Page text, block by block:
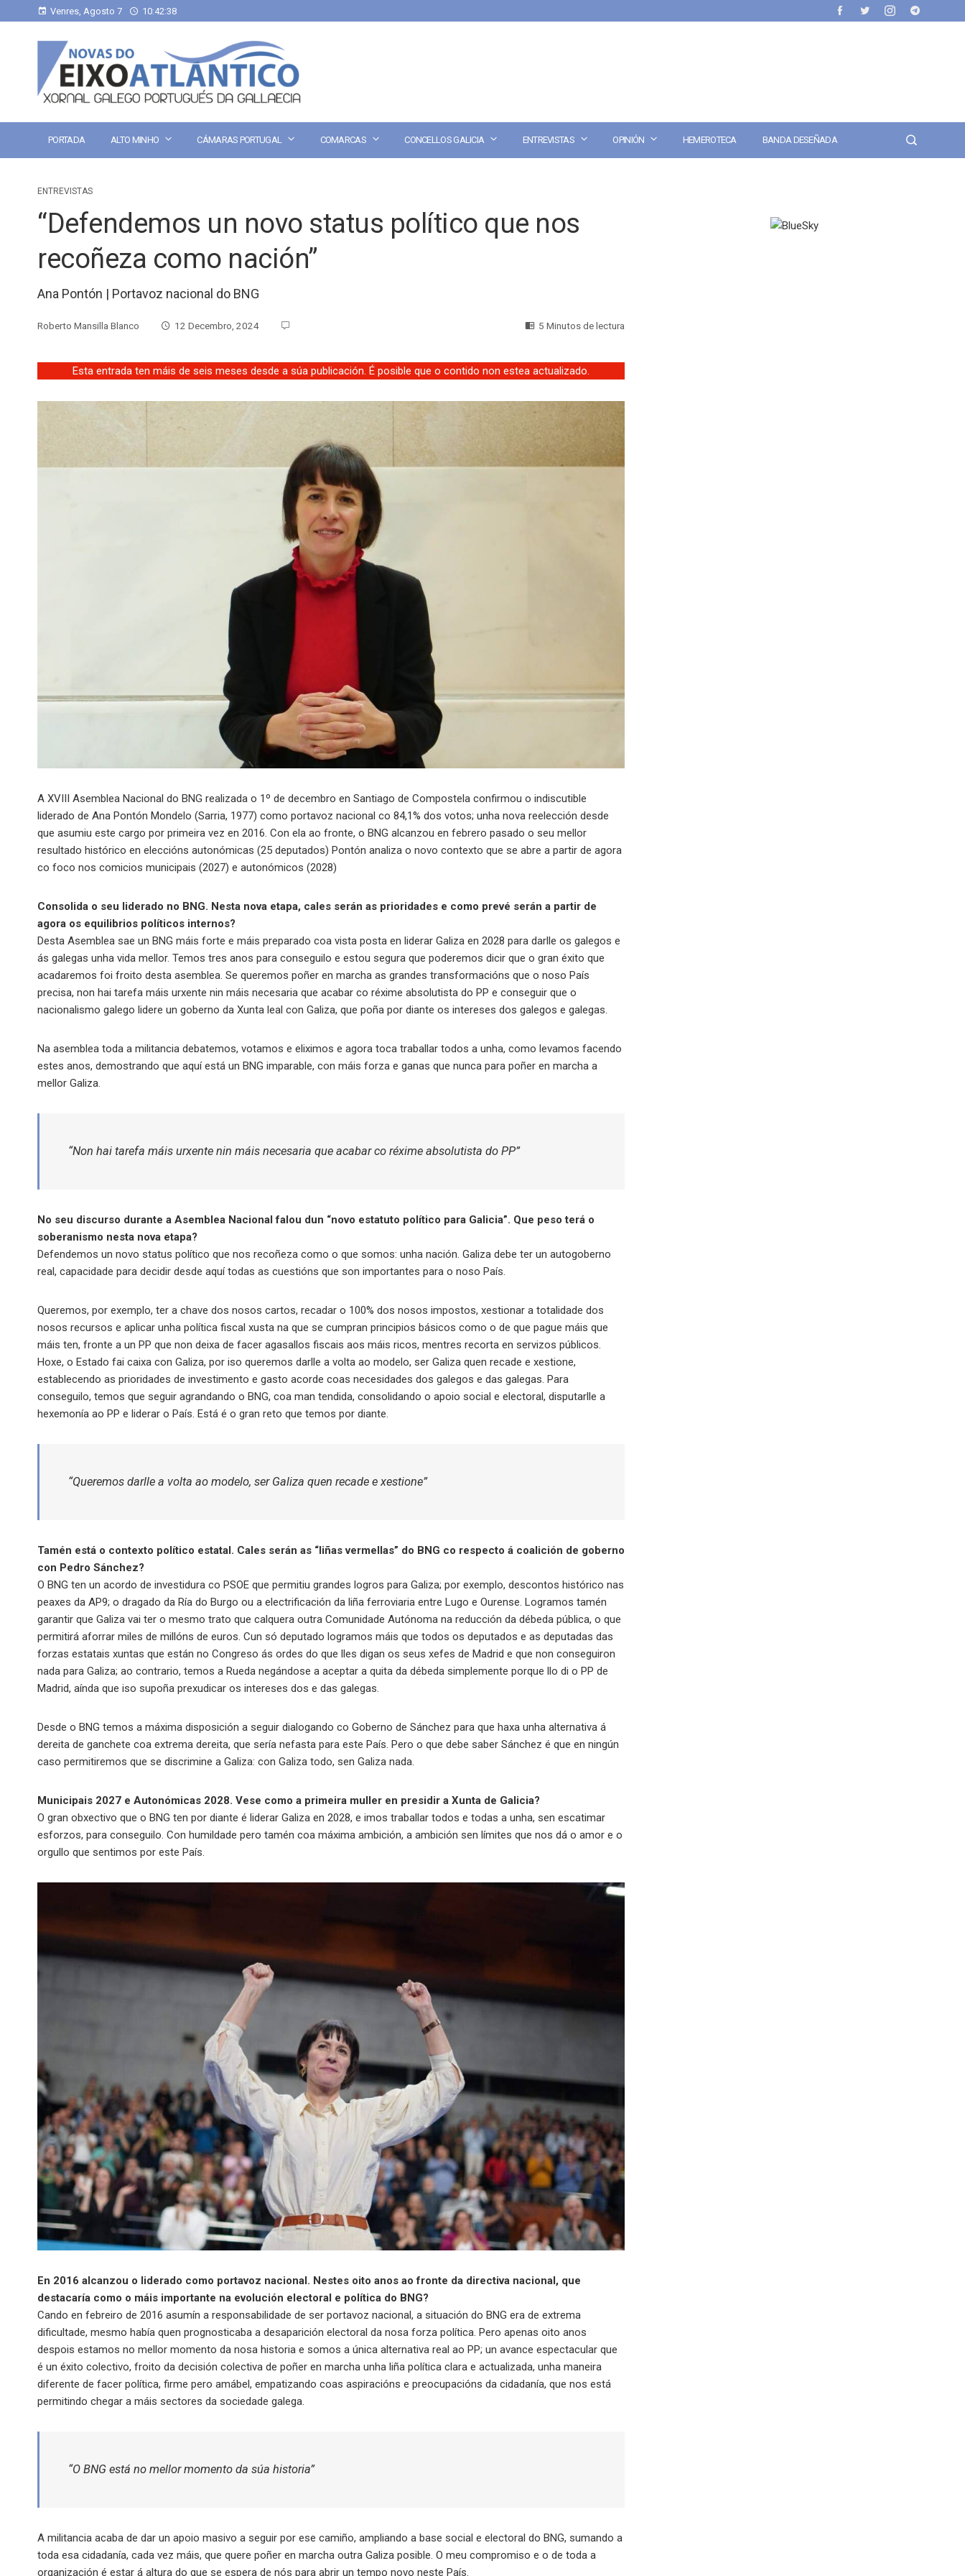
Venres, Agosto 7 10:42:39
PORTADA ALTO MINHO CÁMARAS PORTUGAL COMARCAS CONCELLOS GALICIA ENTREVISTAS OPINIÓN HEMEROTECA BANDA DESEÑADA
ENTREVISTAS
“Defendemos un novo status político que nos
recoñeza como nación”
Ana Pontón | Portavoz nacional do BNG
Roberto Mansilla Blanco 12 Decembro, 2024 5 Minutos de lectura
Esta entrada ten máis de seis meses desde a súa publicación. É posible que o contido non estea actualizado.
A XVIII Asemblea Nacional do BNG realizada o 1º de decembro en Santiago de Compostela confirmou o indiscutible
liderado de Ana Pontón Mondelo (Sarria, 1977) como portavoz nacional co 84,1% dos votos; unha nova reelección desde
que asumiu este cargo por primeira vez en 2016. Con ela ao fronte, o BNG alcanzou en febrero pasado o seu mellor
resultado histórico en eleccións autonómicas (25 deputados) Pontón analiza o novo contexto que se abre a partir de agora
co foco nos comicios municipais (2027) e autonómicos (2028)
Consolida o seu liderado no BNG. Nesta nova etapa, cales serán as prioridades e como prevé serán a partir de
agora os equilibrios políticos internos?
Desta Asemblea sae un BNG máis forte e máis preparado coa vista posta en liderar Galiza en 2028 para darlle os galegos e
ás galegas unha vida mellor. Temos tres anos para conseguilo e estou segura que poderemos dicir que o gran éxito que
acadaremos foi froito desta asemblea. Se queremos poñer en marcha as grandes transformacións que o noso País
precisa, non hai tarefa máis urxente nin máis necesaria que acabar co réxime absolutista do PP e conseguir que o
nacionalismo galego lidere un goberno da Xunta leal con Galiza, que poña por diante os intereses dos galegos e galegas.
Na asemblea toda a militancia debatemos, votamos e eliximos e agora toca traballar todos a unha, como levamos facendo
estes anos, demostrando que aquí está un BNG imparable, con máis forza e ganas que nunca para poñer en marcha a
mellor Galiza.
“Non hai tarefa máis urxente nin máis necesaria que acabar co réxime absolutista do PP”
No seu discurso durante a Asemblea Nacional falou dun “novo estatuto político para Galicia”. Que peso terá o
soberanismo nesta nova etapa?
Defendemos un novo status político que nos recoñeza como o que somos: unha nación. Galiza debe ter un autogoberno
real, capacidade para decidir desde aquí todas as cuestións que son importantes para o noso País.
Queremos, por exemplo, ter a chave dos nosos cartos, recadar o 100% dos nosos impostos, xestionar a totalidade dos
nosos recursos e aplicar unha política fiscal xusta na que se cumpran principios básicos como o de que pague máis que
máis ten, fronte a un PP que non deixa de facer agasallos fiscais aos máis ricos, mentres recorta en servizos públicos.
Hoxe, o Estado fai caixa con Galiza, por iso queremos darlle a volta ao modelo, ser Galiza quen recade e xestione,
establecendo as prioridades de investimento e gasto acorde coas necesidades dos galegos e das galegas. Para
conseguilo, temos que seguir agrandando o BNG, coa man tendida, consolidando o apoio social e electoral, disputarlle a
hexemonía ao PP e liderar o País. Está é o gran reto que temos por diante.
“Queremos darlle a volta ao modelo, ser Galiza quen recade e xestione”
Tamén está o contexto político estatal. Cales serán as “liñas vermellas” do BNG co respecto á coalición de goberno
con Pedro Sánchez?
O BNG ten un acordo de investidura co PSOE que permitiu grandes logros para Galiza; por exemplo, descontos histórico nas
peaxes da AP9; o dragado da Ría do Burgo ou a electrificación da liña ferroviaria entre Lugo e Ourense. Logramos tamén
garantir que Galiza vai ter o mesmo trato que calquera outra Comunidade Autónoma na reducción da débeda pública, o que
permitirá aforrar miles de millóns de euros. Cun só deputado logramos máis que todos os deputados e as deputadas das
forzas estatais xuntas que están no Congreso ás ordes do que lles digan os seus xefes de Madrid e que non conseguiron
nada para Galiza; ao contrario, temos a Rueda negándose a aceptar a quita da débeda simplemente porque llo di o PP de
Madrid, aínda que iso supoña prexudicar os intereses dos e das galegas.
Desde o BNG temos a máxima disposición a seguir dialogando co Goberno de Sánchez para que haxa unha alternativa á
dereita de ganchete coa extrema dereita, que sería nefasta para este País. Pero o que debe saber Sánchez é que en ningún
caso permitiremos que se discrimine a Galiza: con Galiza todo, sen Galiza nada.
Municipais 2027 e Autonómicas 2028. Vese como a primeira muller en presidir a Xunta de Galicia?
O gran obxectivo que o BNG ten por diante é liderar Galiza en 2028, e imos traballar todos e todas a unha, sen escatimar
esforzos, para conseguilo. Con humildade pero tamén coa máxima ambición, a ambición sen límites que nos dá o amor e o
orgullo que sentimos por este País.
En 2016 alcanzou o liderado como portavoz nacional. Nestes oito anos ao fronte da directiva nacional, que
destacaría como o máis importante na evolución electoral e política do BNG?
Cando en febreiro de 2016 asumín a responsabilidade de ser portavoz nacional, a situación do BNG era de extrema
dificultade, mesmo había quen prognosticaba a desaparición electoral da nosa forza política. Pero apenas oito anos
despois estamos no mellor momento da nosa historia e somos a única alternativa real ao PP; un avance espectacular que
é un éxito colectivo, froito da decisión colectiva de poñer en marcha unha liña política clara e actualizada, unha maneira
diferente de facer política, firme pero amábel, empatizando coas aspiracións e preocupacións da cidadanía, que nos está
permitindo chegar a máis sectores da sociedade galega.
“O BNG está no mellor momento da súa historia”
A militancia acaba de dar un apoio masivo a seguir por ese camiño, ampliando a base social e electoral do BNG, sumando a
toda esa cidadanía, cada vez máis, que quere poñer en marcha outra Galiza posible. O meu compromiso e o de toda a
organización é estar á altura do que se espera de nós para abrir un tempo novo neste País.